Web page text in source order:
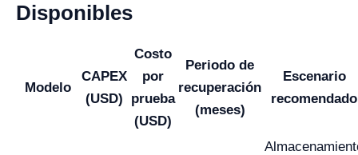
Disponibles
Modelo
CAPEX
(USD)
Costo
por
prueba
(USD)
Periodo de
recuperación
(meses)
Escenario
recomendado